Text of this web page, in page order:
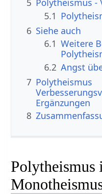
5
5.1
6 Siehe auch
6.1 Weitere
6.2 Angst
7 Polytheismus‏‎
Ergänzungen
8
Polytheismus